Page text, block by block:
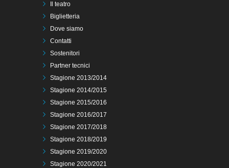
Il teatro
Biglietteria
Dove siamo
Contatti
Sostenitori
Partner tecnici
Stagione 2013/2014
Stagione 2014/2015
Stagione 2015/2016
Stagione 2016/2017
Stagione 2017/2018
Stagione 2018/2019
Stagione 2019/2020
Stagione 2020/2021